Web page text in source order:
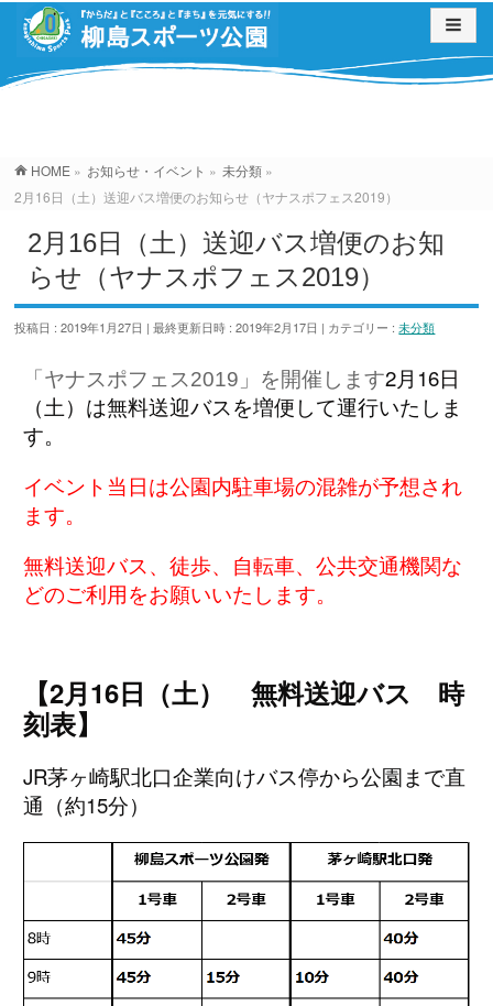
HOME » お知らせ・イベント » 未分類 »
2月16日（土）送迎バス増便のお知らせ（ヤナスポフェス2019）
2月16日（土）送迎バス増便のお知
らせ（ヤナスポフェス2019）
投稿日 : 2019年1月27日 最終更新日時 : 2019年2月17日 カテゴリー :未分類
「ヤナスポフェス2019」を開催します2月16日
（土）は無料送迎バスを増便して運行いたしま
す。
イベント当日は公園内駐車場の混雑が予想され
ます。
無料送迎バス、徒歩、自転車、公共交通機関な
どのご利用をお願いいたします。
【2月16日（土） 無料送迎バス 時
刻表】
JR茅ヶ崎駅北口企業向けバス停から公園まで直
通（約15分）